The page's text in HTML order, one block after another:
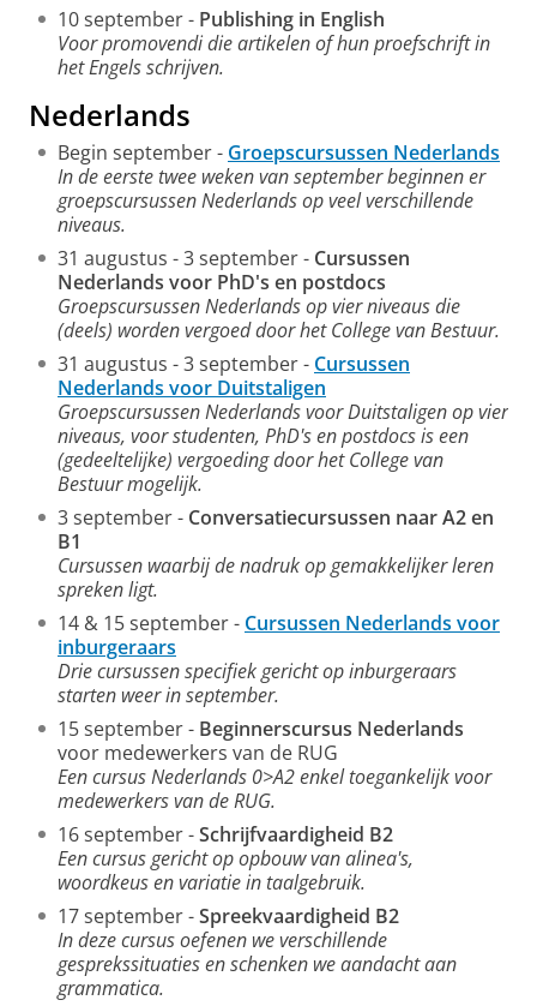
10 september - Publishing in English
Voor promovendi die artikelen of hun proefschrift in
het Engels schrijven.
Nederlands
Begin september - Groepscursussen Nederlands
In de eerste twee weken van september beginnen er
groepscursussen Nederlands op veel verschillende
niveaus.
31 augustus - 3 september - Cursussen
Nederlands voor PhD's en postdocs
Groepscursussen Nederlands op vier niveaus die
(deels) worden vergoed door het College van Bestuur.
31 augustus - 3 september - Cursussen
Nederlands voor Duitstaligen
Groepscursussen Nederlands voor Duitstaligen op vier
niveaus, voor studenten, PhD's en postdocs is een
(gedeeltelijke) vergoeding door het College van
Bestuur mogelijk.
3 september - Conversatiecursussen naar A2 en
B1
Cursussen waarbij de nadruk op gemakkelijker leren
spreken ligt.
14 & 15 september - Cursussen Nederlands voor
inburgeraars
Drie cursussen specifiek gericht op inburgeraars
starten weer in september.
15 september - Beginnerscursus Nederlands
voor medewerkers van de RUG
Een cursus Nederlands 0>A2 enkel toegankelijk voor
medewerkers van de RUG.
16 september -Schrijfvaardigheid B2
Een cursus gericht op opbouw van alinea's,
woordkeus en variatie in taalgebruik.
17 september -Spreekvaardigheid B2
In deze cursus oefenen we verschillende
gesprekssituaties en schenken we aandacht aan
grammatica.